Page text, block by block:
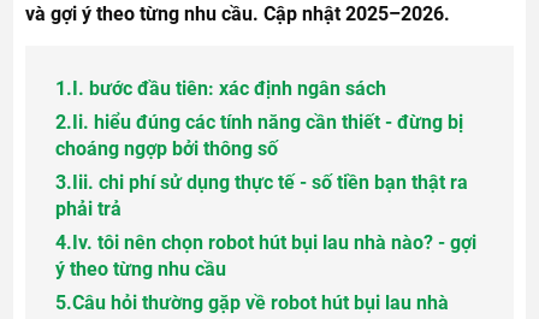
và gợi ý theo từng nhu cầu. Cập nhật 2025–2026.
1.I. bước đầu tiên: xác định ngân sách
2.Ii. hiểu đúng các tính năng cần thiết - đừng bị
choáng ngợp bởi thông số
3.Iii. chi phí sử dụng thực tế - số tiền bạn thật ra
phải trả
4.Iv. tôi nên chọn robot hút bụi lau nhà nào? - gợi
ý theo từng nhu cầu
5.Câu hỏi thường gặp về robot hút bụi lau nhà